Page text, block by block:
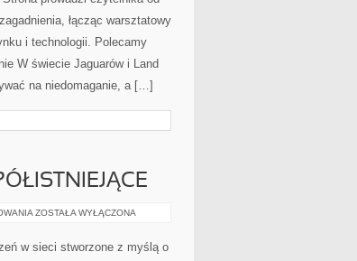
łącząc warsztatowy
i technologii. Polecamy
W świecie Jaguarów i Land
na niedomaganie, a […]
GINEKOLOGIA
WSPÓŁISTNIEJĄCE
ZOSTAŁA WYŁĄCZONA
w sieci stworzone z myślą o